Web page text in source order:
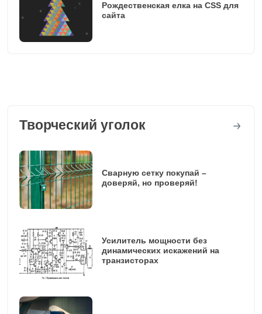
Рождественская елка на CSS для
сайта
Творческий уголок
Сварную сетку покупай –
доверяй, но проверяй!
Усилитель мощности без
динамических искажений на
транзисторах